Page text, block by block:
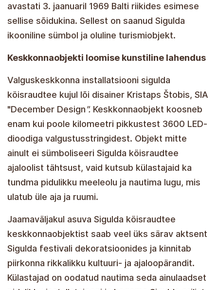
avastati 3. jaanuaril 1969 Balti riikides esimese
sellise sõidukina. Sellest on saanud Sigulda
ikooniline sümbol ja oluline turismiobjekt.
Keskkonnaobjekti loomise kunstiline lahendus
Valguskeskkonna installatsiooni sigulda
köisraudtee kujul lõi disainer Kristaps Štobis, SIA
"December Design". Keskkonnaobjekt koosneb
enam kui poole kilomeetri pikkustest 3600 LED-
dioodiga valgustusstringidest. Objekt mitte
ainult ei sümboliseeri Sigulda köisraudtee
ajaloolist tähtsust, vaid kutsub külastajaid ka
tundma pidulikku meeleolu ja nautima lugu, mis
ulatub üle aja ja ruumi.
Jaamaväljakul asuva Sigulda köisraudtee
keskkonnaobjektist saab veel üks särav aktsent
Sigulda festivali dekoratsioonides ja kinnitab
piirkonna rikkalikku kultuuri- ja ajaloopärandit.
Külastajad on oodatud nautima seda ainulaadset